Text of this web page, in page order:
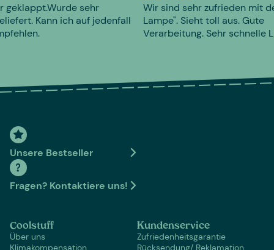
geklappt.Wurde sehr
Kann ich auf jedenfall
Wir sind sehr zufrieden mit
Lampe". Sieht toll aus. Gute
Verarbeitung. Sehr schnelle
Unsere Bestseller
Fragen? Kontaktiere uns!
Coolstuff
Über uns
Klimakompensation
Kundenservice
Zufriedenheitsgarantie
Rücksendung/ Reklamation